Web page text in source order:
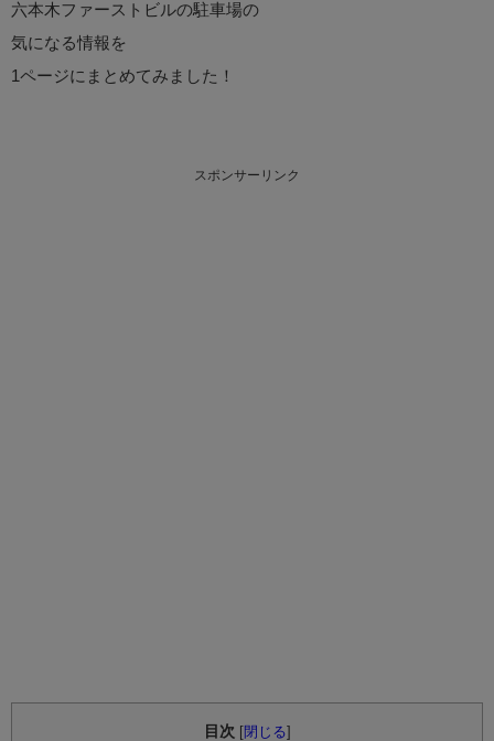
六本木ファーストビルの駐車場の
気になる情報を
1ページにまとめてみました！
スポンサーリンク
目次 閉じる